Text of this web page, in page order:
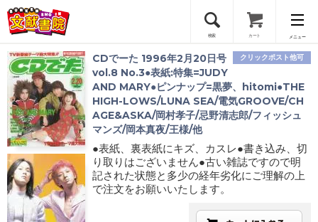
検索 カート メニュー
会員登録
ログイン
クリックポスト他可
CDでーた 1996年2月20日号
vol.8 No.3●表紙:特集=JUDY
AND MARY●ピンナップ=黒夢、hitomi●THE
HIGH-LOWS/LUNA SEA/電気GROOVE/CH
AGE&ASKA/岡村孝子/忌野清志郎/フィッシュ
マンズ/岡本真夜/王様/他
●表紙、裏表紙にキズ、カスレ●書き込み、切
り取りはございません●古い雑誌ですので明
記された状態と多少の経年劣化にご理解の上
で注文をお願いいたします。